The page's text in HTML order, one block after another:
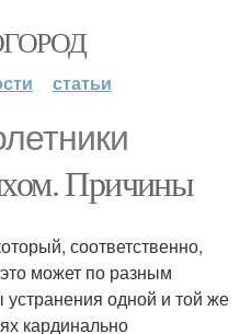
статьи
Причины
соответственно,
может по разным
одной и той же
кардинально